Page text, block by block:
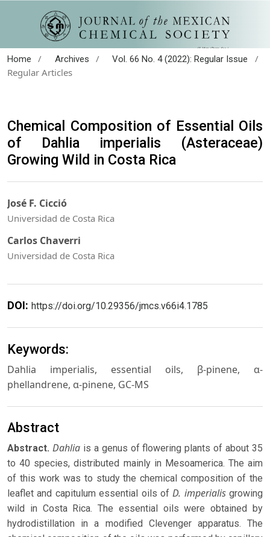
Home / Archives / Vol. 66 No. 4 (2022): Regular Issue
/
Regular Articles
Chemical Composition of Essential Oils
of Dahlia imperialis (Asteraceae)
Growing Wild in Costa Rica
José F. Cicció
Universidad de Costa Rica
Carlos Chaverri
Universidad de Costa Rica
DOI: https://doi.org/10.29356/jmcs.v66i4.1785
Keywords:
Dahlia imperialis, essential oils, β-pinene, α-
phellandrene, α-pinene, GC-MS
Abstract
Abstract. Dahlia is a genus of flowering plants of about 35
to 40 species, distributed mainly in Mesoamerica. The aim
of this work was to study the chemical composition of the
leaflet and capitulum essential oils ofD. imperialisgrowing
wild in Costa Rica. The essential oils were obtained by
hydrodistillation in a modified Clevenger apparatus. The